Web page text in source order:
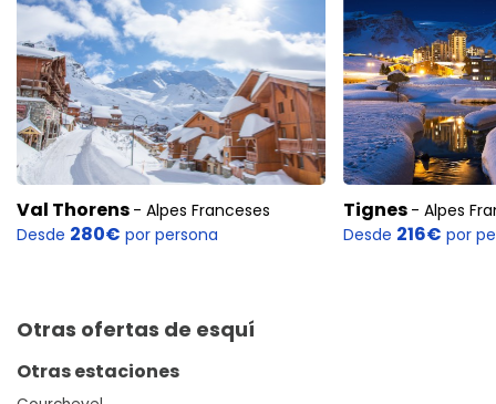
Val Thorens - Alpes Franceses
Desde 280€ por persona
Tignes - Alpes
Desde 216€ por
Otras ofertas de esquí
Otras estaciones